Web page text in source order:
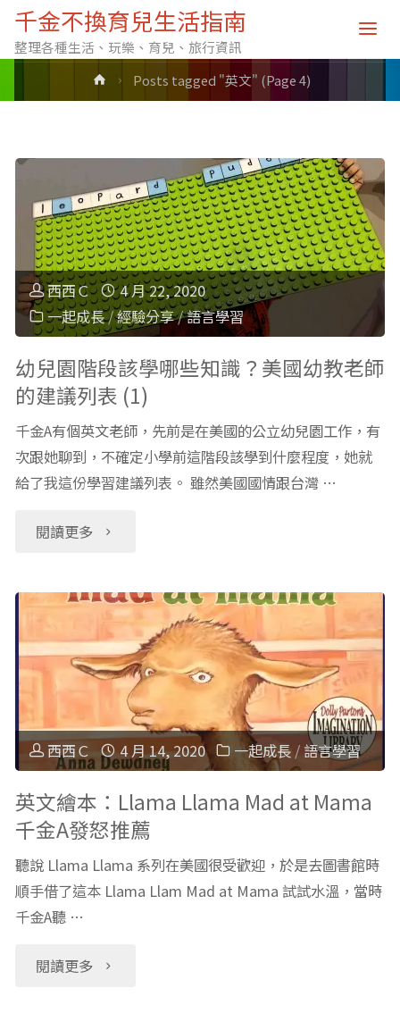
千金不換育兒生活指南
整理各種生活、玩樂、育兒、旅行資訊
標籤: 英文
HomePosts tagged "英文" (Page 4)
西西Ｃ
4 月 22, 2020
一起成長/經驗分享/語言學習
幼兒園階段該學哪些知識？美國幼教老師
的建議列表 (1)
千金A有個英文老師，先前是在美國的公立幼兒園工作，有
次跟她聊到，不確定小學前這階段該學到什麼程度，她就
給了我這份學習建議列表。 雖然美國國情跟台灣 …
閱讀更多
"幼
階
段
該
哪
些
識？
西西Ｃ 4 月 14, 2020 一起成長 / 語言學習
英文繪本：Llama Llama Mad at Mama
千金A發怒推薦
聽說 Llama Llama 系列在美國很受歡迎，於是去圖書館時
順手借了這本 Llama Llam Mad at Mama 試試水溫，當時
千金A聽 …
閱讀更多
"英